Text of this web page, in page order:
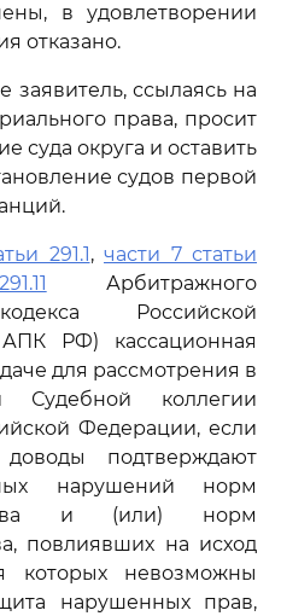
в удовлетворении
отказано.
заявитель, ссылаясь на
права, просит
суда округа и оставить
судов первой
291.1, части 7 статьи
Арбитражного
Российской
РФ) кассационная
для рассмотрения в
Судебной коллегии
Федерации, если
подтверждают
нарушений норм
и (или) норм
повлиявших на исход
которых невозможны
нарушенных прав,